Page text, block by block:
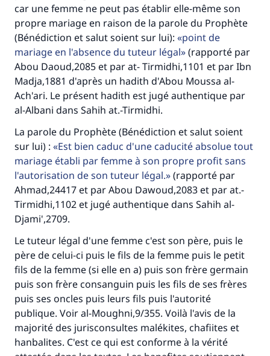
car une femme ne peut pas établir elle-même son
propre mariage en raison de la parole du Prophète
(Bénédiction et salut soient sur lui):
point de
mariage en l'absence du tuteur légal (rapporté par
Abou Daoud,2085 et par at- Tirmidhi,1101 et par Ibn
Madja,1881 d'après un hadith d'Abou Moussa al-
Ach'ari. Le présent hadith est jugé authentique par
al-Albani dans Sahih at.-Tirmidhi.
La parole du Prophète (Bénédiction et salut soient
sur lui) :
Est bien caduc d'une caducité absolue tout
mariage établi par femme à son propre profit sans
l'autorisation de son tuteur légal. (rapporté par
Ahmad,24417 et par Abou Dawoud,2083 et par at.-
Tirmidhi,1102 et jugé authentique dans Sahih al-
Djami',2709.
Le tuteur légal d'une femme c'est son père, puis le
père de celui-ci puis le fils de la femme puis le petit
fils de la femme (si elle en a) puis son frère germain
puis son frère consanguin puis les fils de ses frères
puis ses oncles puis leurs fils puis l'autorité
publique. Voir al-Moughni,9/355. Voilà l'avis de la
majorité des jurisconsultes malékites, chafiites et
hanbalites. C'est ce qui est conforme à la vérité
Faites une différence dans la vie de
millions de personnes grâce à votre
contribution
Aidez nous à apporter des réponses.
Le Messager d'Allah (Paix sur lui) a dit:
"Celui qui indique une bonne action obtient la
même récompense que celui qui le fait."